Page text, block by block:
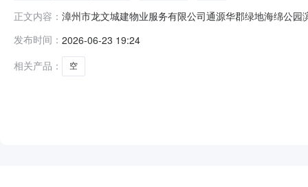
正文内容： 漳州市龙文城建物业服务有限公司通源华郡绿地海绵公
米（包含泡茶小铺18平方米、主题小铺13平方米），共
价，报价低于起始价的视为无效报价，价高
发布时间： 2026-06-23 19:24
相关产品：
空